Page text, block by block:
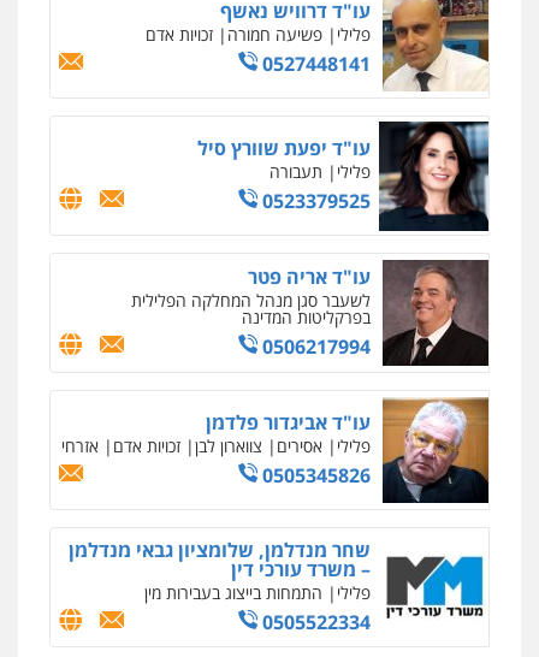
עו"ד דרוויש נאשף
פלילי פשיעה חמורה זכויות אדם
0527448141
עו"ד יפעת שוורץ סיל
פלילי תעבורה
0523379525
עו"ד אריה פטר
לשעבר סגן מנהל המחלקה הפלילית
בפרקליטות המדינה
0506217994
עו"ד אביגדור פלדמן
פלילי אסירים צווארון לבן זכויות אדם אזרחי
0505345826
שחר מנדלמן, שלומציון גבאי מנדלמן
– משרד עורכי דין
פלילי התמחות בייצוג בעבירות מין
0505522334